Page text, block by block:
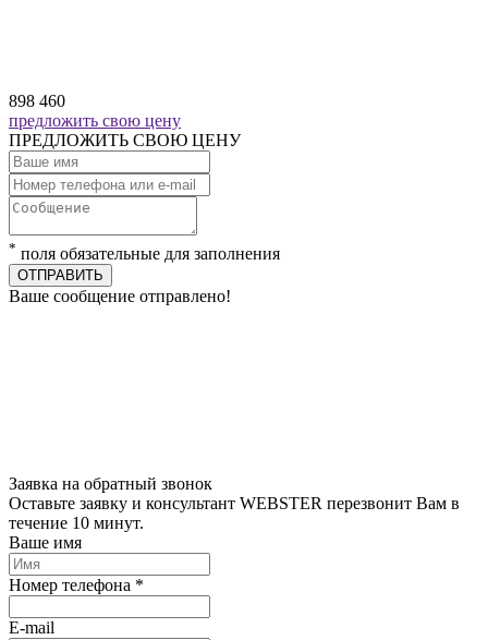
898 460
предложить свою цену
ПРЕДЛОЖИТЬ СВОЮ ЦЕНУ
* поля обязательные для заполнения
ОТПРАВИТЬ
Ваше сообщение отправлено!
Заявка на обратный звонок
Оставьте заявку и консультант WEBSTER перезвонит Вам в
течение 10 минут.
Ваше имя
Номер телефона *
E-mail